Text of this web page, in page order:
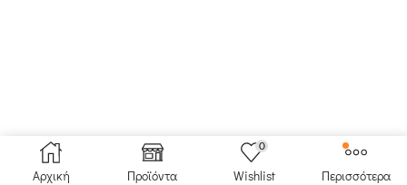
Αρχική Προϊόντα
0
Wishlist Περισσότερα